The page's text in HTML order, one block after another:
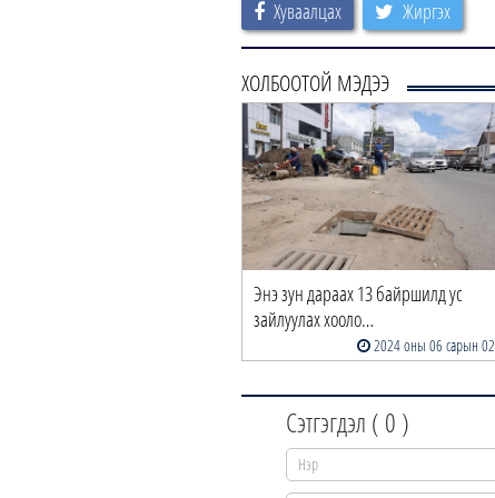
Хуваалцах Жиргэх
ХОЛБООТОЙ МЭДЭЭ
Энэ зун дараах 13 байршилд ус
зайлуулах хооло…
2024 оны 06 сарын 02
Сэтгэгдэл ( 0 )